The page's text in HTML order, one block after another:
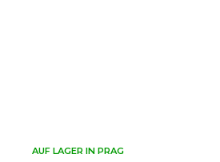
AUF LAGER IN PRAG